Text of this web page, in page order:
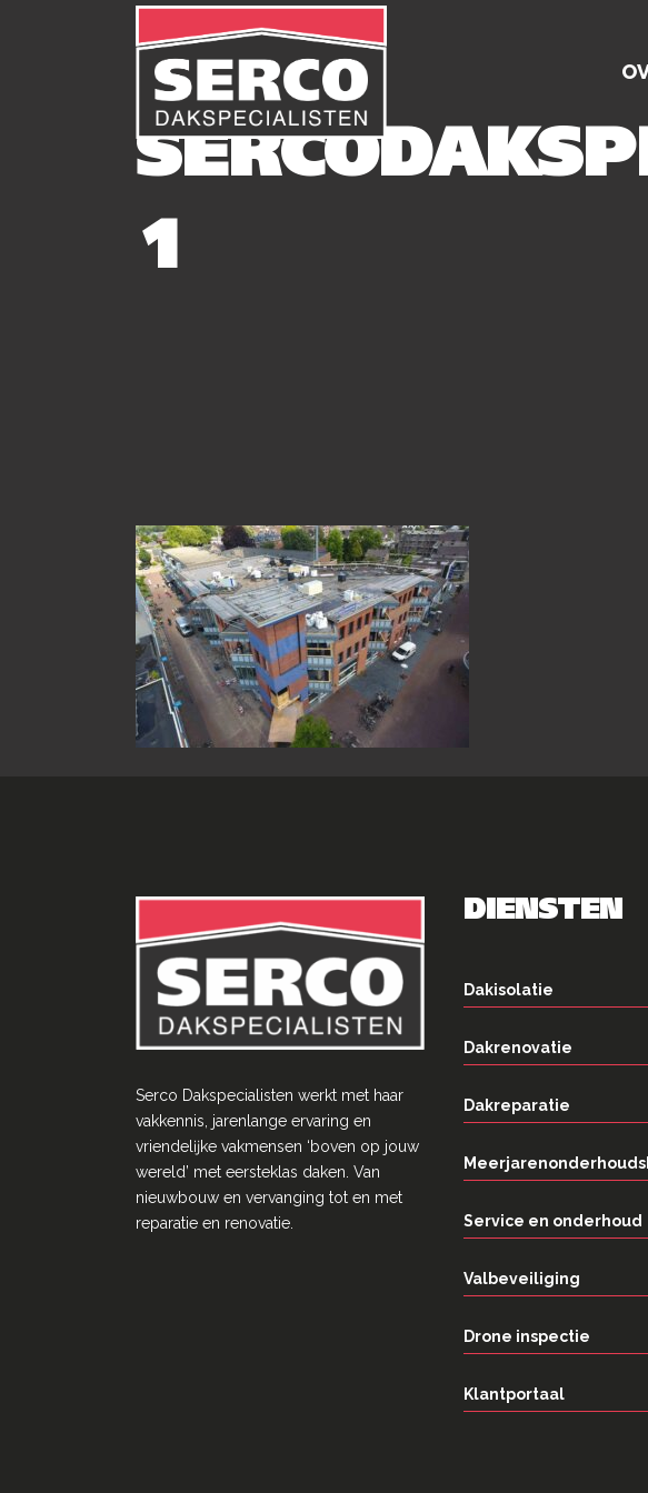
1
Serco Dakspecialisten werkt met haar
vakkennis, jarenlange ervaring en
vriendelĳke vakmensen ‘boven op jouw
wereld’ met eersteklas daken. Van
nieuwbouw en vervanging tot en met
reparatie en renovatie.
DIENSTEN
Dakisolatie
Dakrenovatie
Dakreparatie
Service en onderhoud
Valbeveiliging
Drone inspectie
Klantportaal